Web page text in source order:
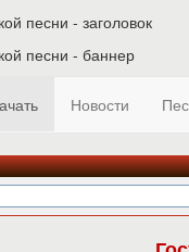
Новости